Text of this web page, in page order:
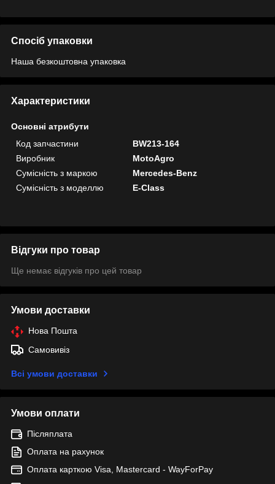
Спосіб упаковки
Наша безкоштовна упаковка
Характеристики
Основні атрибути
Код запчастини
BW213-164
Виробник
MotoAgro
Сумісність з маркою
Mercedes-Benz
Сумісність з моделлю
E-Class
Відгуки про товар
Ще немає відгуків про цей товар
Умови доставки
Нова Пошта
Самовивіз
Всі умови доставки
Умови оплати
Післяплата
Оплата на рахунок
Оплата карткою Visa, Mastercard - WayForPay